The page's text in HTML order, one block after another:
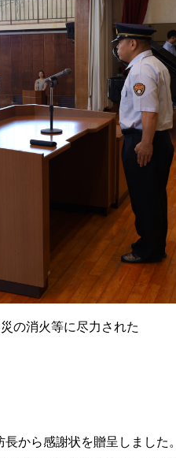
の消火等に尽力された
から感謝状を贈呈しました。